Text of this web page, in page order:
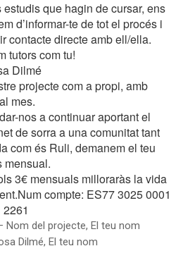
que hagin de cursar, ens
d’informar-te de tot el procés i
contacte directe amb ell/ella.
tutors com tu!
Dilmé
projecte com a propi, amb
mes.
nos a continuar aportant el
de sorra a una comunitat tant
com és Ruli, demanem el teu
mensual.
3€ mensuals milloraràs la vida
compte: ES77 3025 0001
Nom del projecte, El teu nom
Dilmé, El teu nom